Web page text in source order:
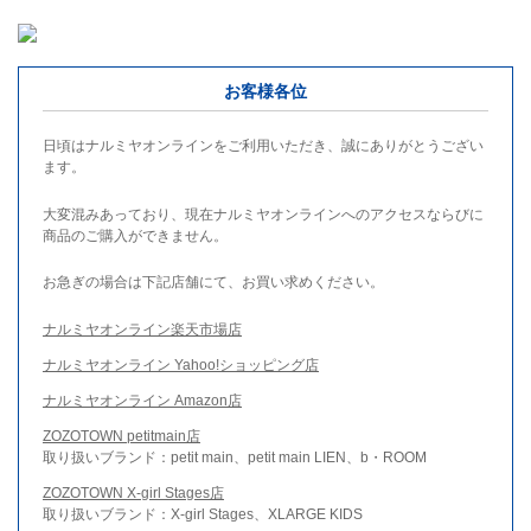
お客様各位
日頃はナルミヤオンラインをご利用いただき、誠にありがとうござい
ます。
大変混みあっており、現在ナルミヤオンラインへのアクセスならびに
商品のご購入ができません。
お急ぎの場合は下記店舗にて、お買い求めください。
ナルミヤオンライン楽天市場店
ナルミヤオンライン Yahoo!ショッピング店
ナルミヤオンライン Amazon店
ZOZOTOWN petitmain店
取り扱いブランド：petit main、petit main LIEN、b・ROOM
ZOZOTOWN X-girl Stages店
取り扱いブランド：X-girl Stages、XLARGE KIDS